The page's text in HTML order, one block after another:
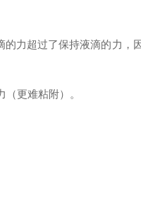
力超过了保持液滴的力，
更难粘附）。